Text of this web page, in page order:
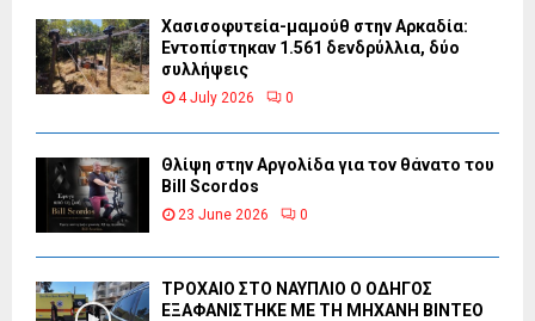
Χασισοφυτεία-μαμούθ στην Αρκαδία:
Εντοπίστηκαν 1.561 δενδρύλλια, δύο
συλλήψεις
4 July 2026 0
Θλίψη στην Αργολίδα για τον θάνατο του
Bill Scordos
23 June 2026 0
ΤΡΟΧΑΙΟ ΣΤΟ ΝΑΥΠΛΙΟ Ο ΟΔΗΓΟΣ
ΕΞΑΦΑΝΙΣΤΗΚΕ ΜΕ ΤΗ ΜΗΧΑΝΗ ΒΙΝΤΕΟ